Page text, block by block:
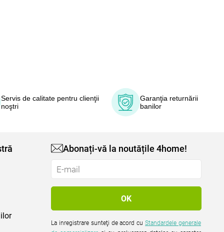
Servis de calitate pentru clienţii
noştri
Garanţia returnării
banilor
Abonați-vă la noutățile 4home!
La inregistrare sunteţi de acord cuStandardele generale